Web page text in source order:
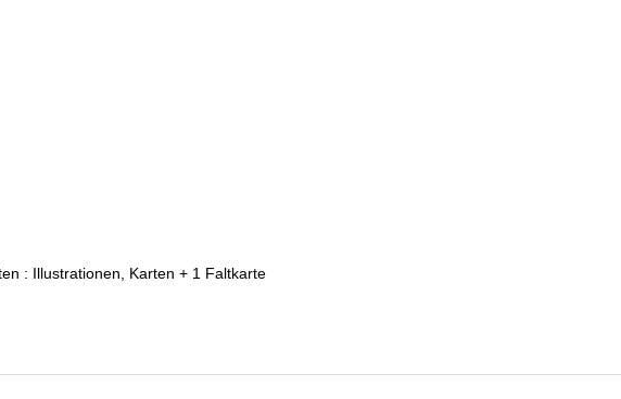
: Illustrationen, Karten + 1 Faltkarte